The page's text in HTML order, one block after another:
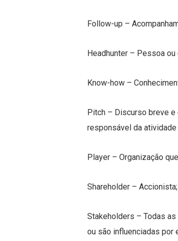
Follow-up –
Headhunter – Pessoa
Know-how –
Pitch – Discurso breve
responsável da
Player – Organização
Shareholder – Accionista;
Stakeholders – Todas
ou são influenciadas por